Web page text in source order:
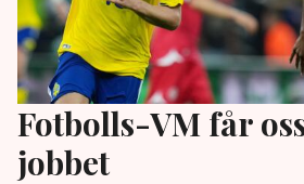
Fotbolls-VM får
jobbet